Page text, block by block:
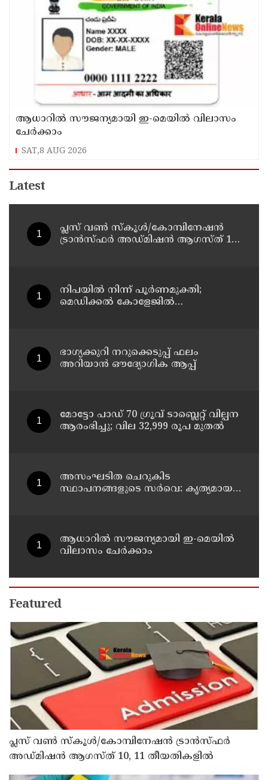
ആധാറിൽ സൗജന്യമായി ഇ-മെയിൽ വിലാസം
ചേർക്കാം
SAT,8 AUG 2026
Latest
പ്ലസ് വൺ സ്‌കൂൾ/കോമ്പിനേഷൻ
ട്രാൻസ്ഫർ അഡ്മിഷൻ ആഗസ്ത് 10,
നിപയിൽ നിന്ന് പൂർണമുക്തി;
മെഡിക്കൽ കോളേജിൽ
ഭാഗ്യക്കുറി നറുക്കെടുപ്പ് ഫലം
അറിയാൻ ഔദ്യോഗിക ആപ്പ്
മോട്ടോ പാഡ് 70 ഗ്രൂവ് ടാബ്ലെറ്റ് വില്പന
ആരംഭിച്ചു; വില 32,999 രൂപ മുതൽ
അസംഘടിത ചെറുകിട
സ്ഥാപനങ്ങളുടെ സർവെ: കൃത്യമായ
ആധാറിൽ സൗജന്യമായി ഇ-മെയിൽ
വിലാസം ചേർക്കാം
Featured
പ്ലസ് വൺ സ്‌കൂൾ/കോമ്പിനേഷൻ ട്രാൻസ്ഫർ
അഡ്മിഷൻ ആഗസ്ത് 10, 11 തീയതികളിൽ